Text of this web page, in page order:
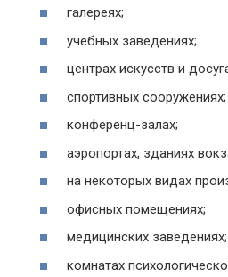
галереях;
учебных заведениях;
центрах искусств и
спортивных сооружениях;
конференц-залах;
аэропортах, зданиях
на некоторых видах
офисных помещениях;
медицинских заведениях;
комнатах